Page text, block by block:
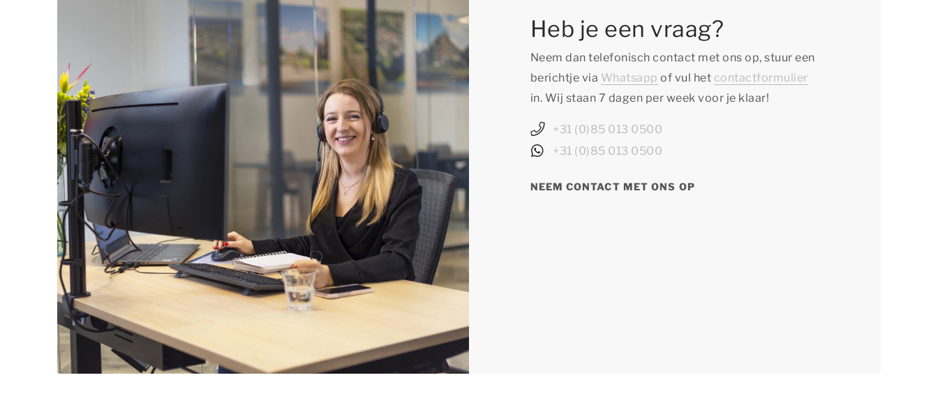
Heb je een vraag?
Neem dan telefonisch contact met ons op, stuur een
berichtje via Whatsapp of vul het contactformulier
in. Wij staan 7 dagen per week voor je klaar!
+31 (0)85 013 0500
+31 (0)85 013 0500
NEEM CONTACT MET ONS OP